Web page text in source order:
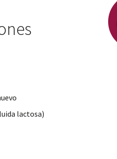
lactosa)